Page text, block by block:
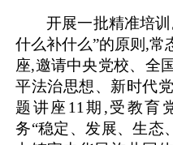
开展一批精准培
什么补什么”的原则,常
座,邀请中央党校、全
平法治思想、新时代
题讲座11期,受教育
务“稳定、发展、生态